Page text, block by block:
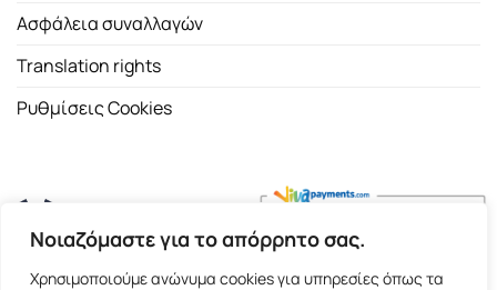
Νοιαζόμαστε για το απόρρητο σας.
Χρησιμοποιούμε ανώνυμα cookies για υπηρεσίες όπως τα
Ασφάλεια συναλλαγών
Translation rights
Ρυθμίσεις Cookies
Copyright 2026 ©Εκδοτικός Οίκος Α.Α. Λιβάνη| All rights